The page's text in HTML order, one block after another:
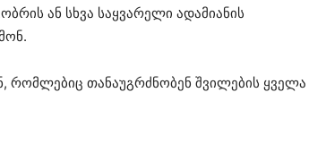
ან სხვა საყვარელი ადამიანის
რომლებიც თანაუგრძნობენ შვილების ყველა